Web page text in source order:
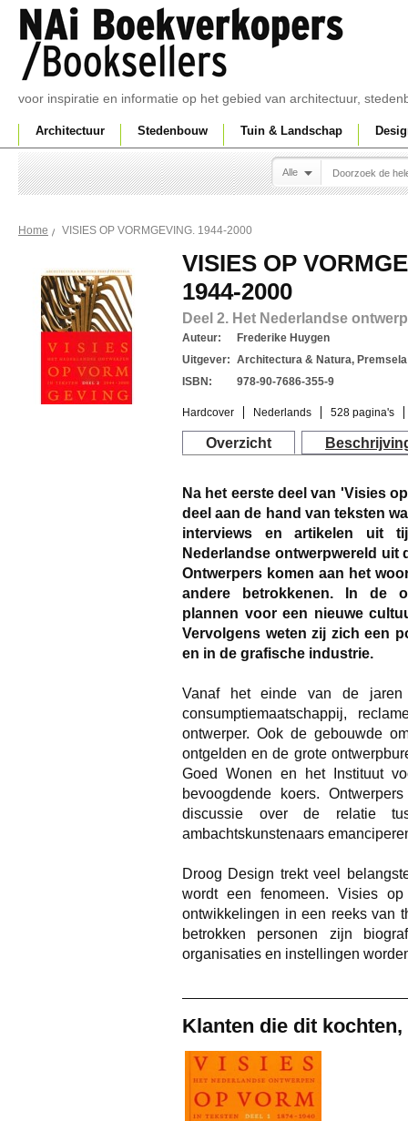
voor inspiratie en informatie op het gebied van architectuur,
Architectuur Stedenbouw Tuin & Landschap
Alle
Home VISIES OP VORMGEVING. 1944-2000
VISIES OP
1944-2000
Deel 2. Het Nederlandse
Auteur:
Frederike Huygen
Uitgever: Architectura & Natura, Premsela
ISBN:
978-90-7686-355-9
Hardcover Nederlands 528 pagina's
Overzicht
Na het eerste deel van 'Visies
deel aan de hand van teksten
interviews en artikelen uit
Nederlandse ontwerpwereld uit
Ontwerpers komen aan het
andere betrokkenen. In de
plannen voor een nieuwe
Vervolgens weten zij zich een
en in de grafische industrie.
Vanaf het einde van de
consumptiemaatschappij,
ontwerper. Ook de gebouwde
ontgelden en de grote
Goed Wonen en het Instituut
bevoogdende koers.
discussie over de relatie
ambachtskunstenaars
Droog Design trekt veel
wordt een fenomeen. Visies
ontwikkelingen in een reeks van
betrokken personen zijn
organisaties en instellingen
Klanten die dit